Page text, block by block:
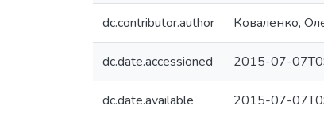
dc.contributor.author Коваленко,
dc.date.accessioned 2015-07-
dc.date.available 2015-07-